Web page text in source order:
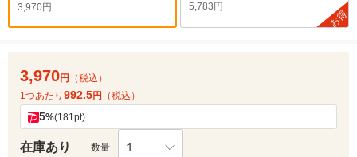
3,970円
5,783円
お得
3,970円
（税込）
1つあたり 992.5円 （税込）
5%(181pt)
在庫あり 数量 1